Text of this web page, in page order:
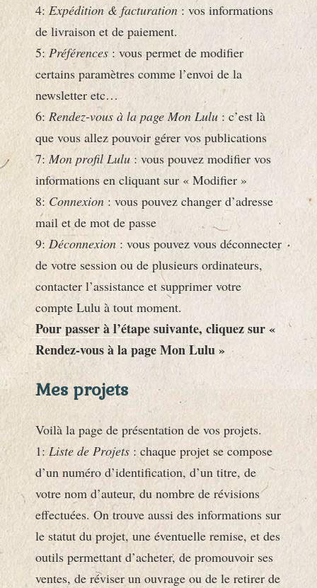
4: Expédition & facturation: vos informations
de livraison et de paiement.
5: Préférences : vous permet de modifier
certains paramètres comme l’envoi de la
newsletter etc…
6: Rendez-vous à la page Mon Lulu : c’est là
que vous allez pouvoir gérer vos publications
7:Mon profil Lulu: vous pouvez modifier vos
informations en cliquant sur « Modifier »
8: Connexion : vous pouvez changer d’adresse
mail et de mot de passe
9:Déconnexion : vous pouvez vous déconnecter
de votre session ou de plusieurs ordinateurs,
contacter l’assistance et supprimer votre
compte Lulu à tout moment.
Pour passer à l’étape suivante, cliquez sur «
Rendez-vous à la page Mon Lulu »
Mes projets
Voilà la page de présentation de vos projets.
1:Liste de Projets : chaque projet se compose
d’un numéro d’identification, d’un titre, de
votre nom d’auteur, du nombre de révisions
effectuées. On trouve aussi des informations sur
le statut du projet, une éventuelle remise, et des
outils permettant d’acheter, de promouvoir ses
ventes, de réviser un ouvrage ou de le retirer de